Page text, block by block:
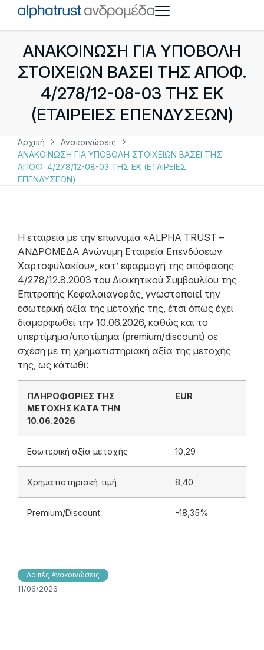
ΑΝΑΚΟΙΝΩΣΗ ΓΙΑ ΥΠΟΒΟΛΗ
ΣΤΟΙΧΕΙΩΝ ΒΑΣΕΙ ΤΗΣ ΑΠΟΦ.
4/278/12-08-03 ΤΗΣ ΕΚ
(ΕΤΑΙΡΕΙΕΣ ΕΠΕΝΔΥΣΕΩΝ)
Αρχική
Ανακοινώσεις
ΑΝΑΚΟΙΝΩΣΗ ΓΙΑ ΥΠΟΒΟΛΗ ΣΤΟΙΧΕΙΩΝ ΒΑΣΕΙ ΤΗΣ
ΑΠΟΦ. 4/278/12-08-03 ΤΗΣ ΕΚ (ΕΤΑΙΡΕΙΕΣ
ΕΠΕΝΔΥΣΕΩΝ)
Η εταιρεία με την επωνυμία «ALPHA TRUST –
ΑΝΔΡΟΜΕΔΑ Ανώνυμη Εταιρεία Επενδύσεων
Χαρτοφυλακίου», κατ’ εφαρμογή της απόφασης
4/278/12.8.2003 του Διοικητικού Συμβουλίου της
Επιτροπής Κεφαλαιαγοράς, γνωστοποιεί την
εσωτερική αξία της μετοχής της, έτσι όπως έχει
διαμορφωθεί την 10.06.2026, καθώς και το
υπερτίμημα/υποτίμημα (premium/discount) σε
σχέση με τη χρηματιστηριακή αξία της μετοχής
της, ως κάτωθι:
ΠΛΗΡΟΦΟΡΙΕΣ ΤΗΣ
ΜΕΤΟΧΗΣ ΚΑΤΑ ΤΗΝ
10.06.2026
EUR
Εσωτερική αξία μετοχής 10,29
Χρηματιστηριακή τιμή 8,40
Premium/Discount -18,35%
Λοιπές Ανακοινώσεις
11/06/2026